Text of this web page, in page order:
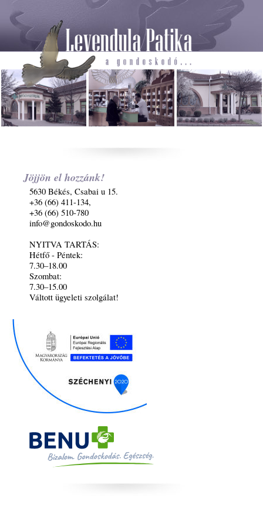
Jöjjön el hozzánk!
5630 Békés, Csabai u 15.
+36 (66) 411-134,
+36 (66) 510-780
info@gondoskodo.hu
NYITVA TARTÁS:
Hétfő - Péntek:
7.30–18.00
Szombat:
7.30–15.00
Váltott ügyeleti szolgálat!